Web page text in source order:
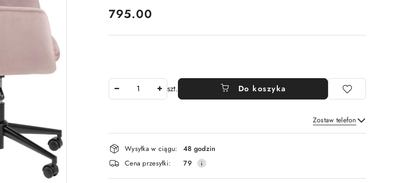
cena:
795.00
szt. Do koszyka
Zostaw telefon
Wyślij
Dostępność
i
dostawa
Wysyłka w ciągu:
48 godzin
Cena przesyłki:
79